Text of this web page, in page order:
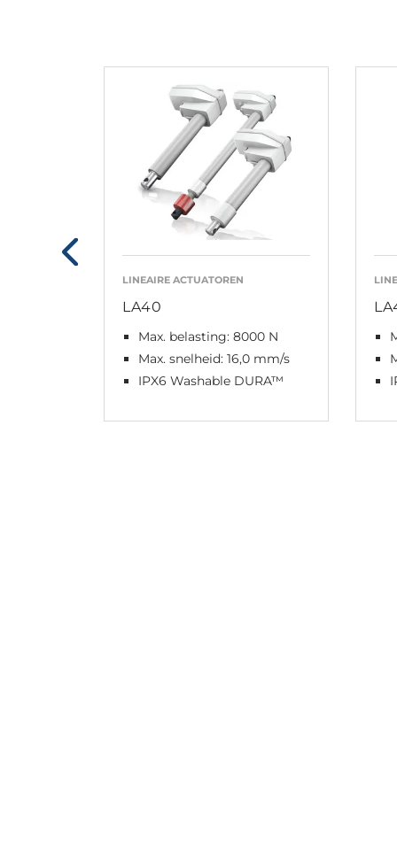
LINEAIRE ACTUATOREN
LA40
Max. belasting: 8000 N
Max. snelheid: 16,0 mm/s
IPX6 Washable DURA™